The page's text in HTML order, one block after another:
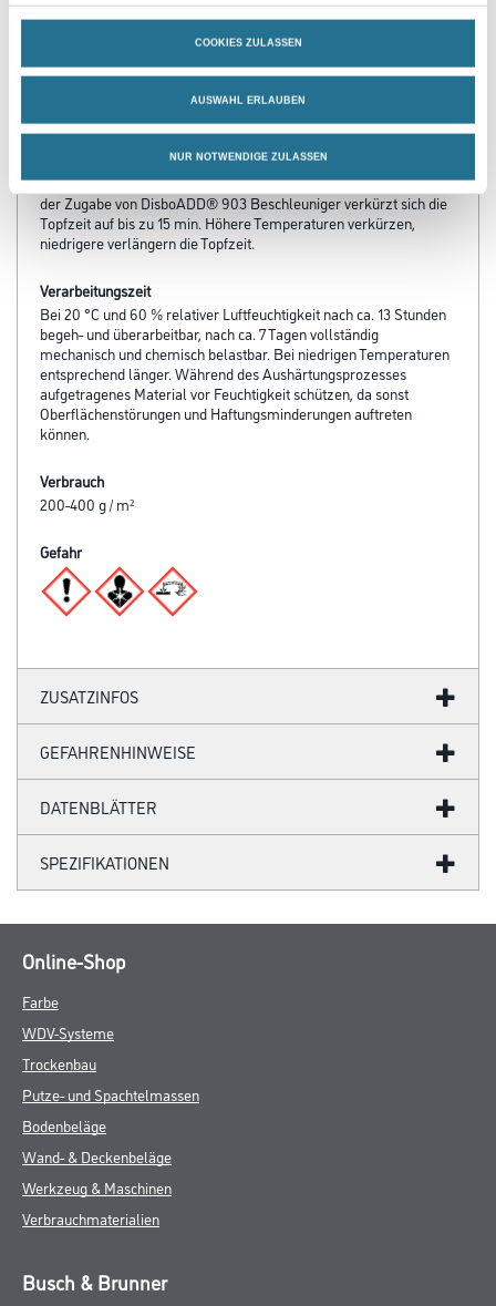
COOKIES ZULASSEN
AUSWAHL ERLAUBEN
NUR NOTWENDIGE ZULASSEN
- Wetterbeständig
- Geprüft gegen rückwärtig Feuchteeinwirkung nach 56 Tagen
- Gut chemikalienbeständig
- Erfüllt die Anforderungen der DIN EN 1504-2 und der DIN V
Verarbeitungstemp./Luftfeuchte
Bei 20 °C und 60 % relativer Luftfeuchtigkeit ca. 25 Minuten. Bei
der Zugabe von DisboADD® 903 Beschleuniger verkürzt sich die
Topfzeit auf bis zu 15 min. Höhere Temperaturen verkürzen,
niedrigere verlängern die Topfzeit.
Verarbeitungszeit
Bei 20 °C und 60 % relativer Luftfeuchtigkeit nach ca. 13 Stunden
begeh- und überarbeitbar, nach ca. 7 Tagen vollständig
mechanisch und chemisch belastbar. Bei niedrigen Temperaturen
entsprechend länger. Während des Aushärtungsprozesses
aufgetragenes Material vor Feuchtigkeit schützen, da sonst
Oberflächenstörungen und Haftungsminderungen auftreten
können.
Verbrauch
200-400 g / m²
Gefahr
ZUSATZINFOS
GEFAHRENHINWEISE
DATENBLÄTTER
SPEZIFIKATIONEN
Online-Shop
Farbe
WDV-Systeme
Trockenbau
Putze- und Spachtelmassen
Bodenbeläge
Wand- & Deckenbeläge
Werkzeug & Maschinen
Verbrauchmaterialien
Busch & Brunner